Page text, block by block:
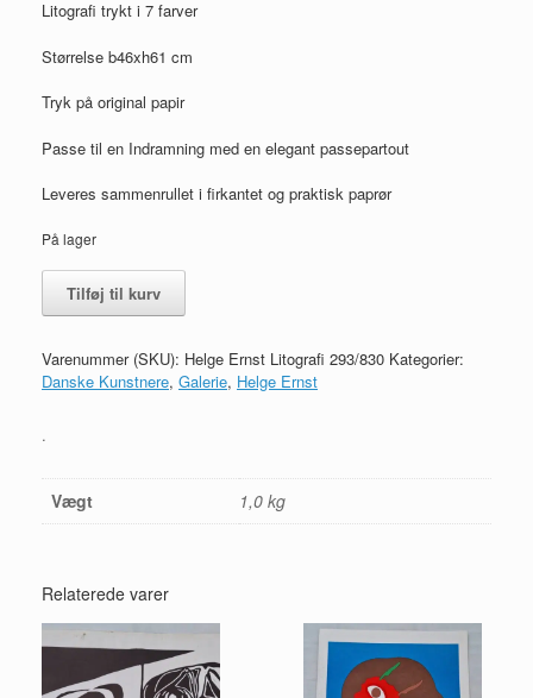
Litografi trykt i 7 farver
Størrelse b46xh61 cm
Tryk på original papir
Passe til en Indramning med en elegant passepartout
Leveres sammenrullet i firkantet og praktisk paprør
På lager
Helge
Ernst
antal
Tilføj til kurv
Varenummer (SKU): Helge Ernst Litografi 293/830 Kategorier:
Danske Kunstnere, Galerie, Helge Ernst
.
Vægt 1,0 kg
Relaterede varer